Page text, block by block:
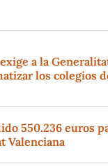
a la
los colegios
550.236 euros
Valenciana